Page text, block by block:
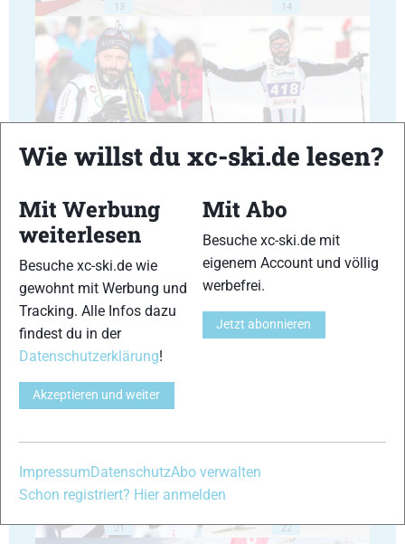
13 14
17 18
19
21 22
Wie willst du xc-ski.de lesen?
Mit Werbung
weiterlesen
Besuche xc-ski.de wie
gewohnt mit Werbung und
Tracking. Alle Infos dazu
findest du in der
Datenschutzerklärung!
Akzeptieren und weiter
Mit Abo
Besuche xc-ski.de mit
eigenem Account und völlig
werbefrei.
Jetzt abonnieren
Impressum DatenschutzAbo verwalten
Schon registriert? Hier anmelden